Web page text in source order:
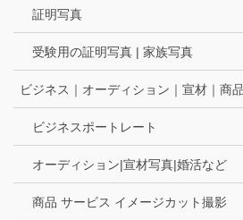
証明写真
受験用の証明写真 | 家族写真
ビジネス｜オーディション｜宣材｜商
ビジネスポートレート
オーディション|宣材写真|婚活など
商品 サービス イメージカット撮影